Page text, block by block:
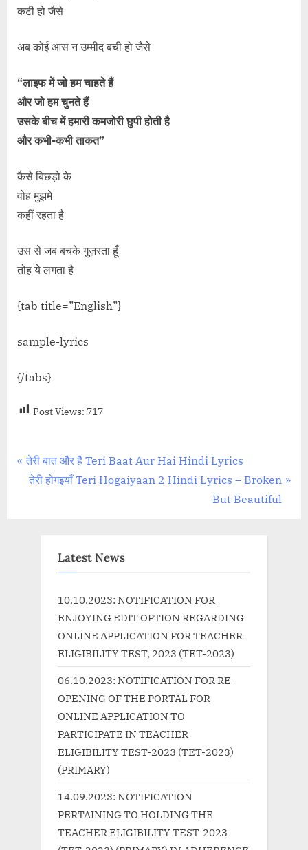
कटी हो जैसे
अब कोई आस न उम्मीद बची हो जैसे
“लाइफ में जो हम चाहते हैं
और जो हम चुनते हैं
उसके बीच में हमारी कमजोरी छुपी होती है
और कभी-कभी ताकत”
कैसे बिछड़ो के
वोह मुझमे
कहीं रहता है
उस से जब बचके गुज़रता हूँ
तोह ये लगता है
{tab title=”English”}
sample-lyrics
{/tabs}
Post Views: 717
Post
navigation
P
r
तेरी बात और है Teri Baat Aur Hai Hindi Lyrics
N
तेरी होगइयाँ Teri Hogaiyaan 2 Hindi Lyrics – Broken
But Beautiful
Latest News
10.10.2023: NOTIFICATION FOR
ENJOYING EDIT OPTION REGARDING
ONLINE APPLICATION FOR TEACHER
ELIGIBILITY TEST, 2023 (TET-2023)
06.10.2023: NOTIFICATION FOR RE-
OPENING OF THE PORTAL FOR
ONLINE APPLICATION TO
PARTICIPATE IN TEACHER
ELIGIBILITY TEST-2023 (TET-2023)
(PRIMARY)
14.09.2023: NOTIFICATION
PERTAINING TO HOLDING THE
TEACHER ELIGIBILITY TEST-2023